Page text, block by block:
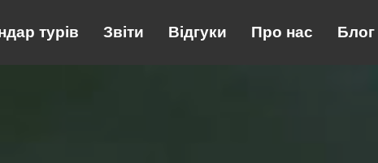
турів Звіти Відгуки Про нас Блог
турів Звіти Відгуки Про нас Блог